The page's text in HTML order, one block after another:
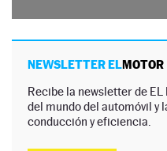
NEWSLETTER ELMOTOR
Recibe la newsletter de
del mundo del automóvil y
conducción y eficiencia.